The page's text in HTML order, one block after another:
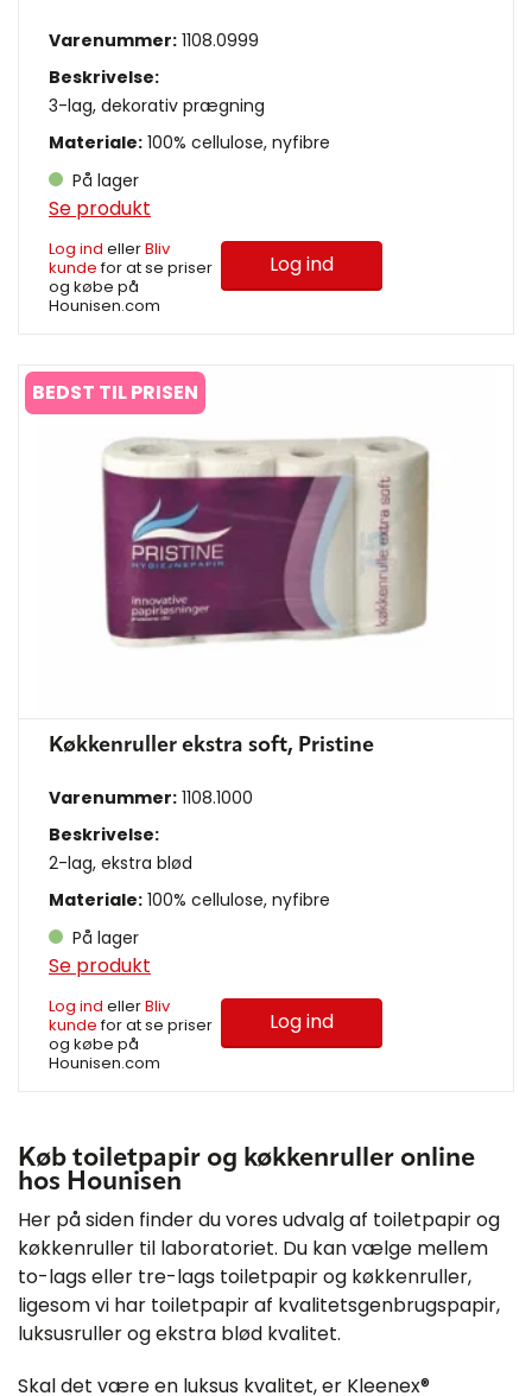
Varenummer: 1108.0999
Beskrivelse:
3-lag, dekorativ prægning
Materiale: 100% cellulose, nyfibre
På lager
Se produkt
Log ind ellerBliv
kundefor at se priser
og købe på
Hounisen.com
Log ind
BEDST TIL PRISEN
Køkkenruller ekstra soft, Pristine
Varenummer: 1108.1000
Beskrivelse:
2-lag, ekstra blød
Materiale: 100% cellulose, nyfibre
På lager
Se produkt
Log ind ellerBliv
kundefor at se priser
og købe på
Hounisen.com
Log ind
Køb toiletpapir og køkkenruller online
hos Hounisen
Her på siden finder du vores udvalg af toiletpapir og
køkkenruller til laboratoriet. Du kan vælge mellem
to-lags eller tre-lags toiletpapir og køkkenruller,
ligesom vi har toiletpapir af kvalitetsgenbrugspapir,
luksusruller og ekstra blød kvalitet.
Skal det være en luksus kvalitet, er Kleenex®